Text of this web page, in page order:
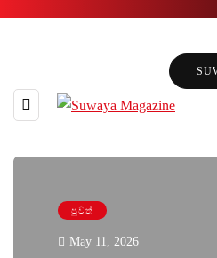
පුවත්
May 11, 2026